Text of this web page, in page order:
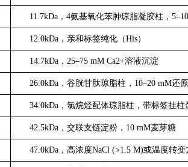
11.7kDa，4氨基氧化苯胂琼脂凝胶柱，
12.0kDa，亲和标签纯化（His）
14.7kDa，25–75 mM Ca2+溶液沉淀
26.0kDa，谷胱甘肽琼脂柱，10–20 mM还
34.0kDa，氯烷烃配体琼脂柱，带标签挂柱
42.5kDa，交联支链淀粉，10 mM麦芽糖
47.0kDa，高浓度NaCl (>1.5 M)或温度转变